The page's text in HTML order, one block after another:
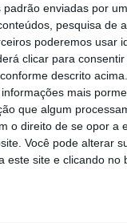
enviadas por
pesquisa de
poderemos usar
clicar para consentir
descrito
mais
que algum
o direito de se opor a
Você pode alterar
este site e clicando no
e
7 de